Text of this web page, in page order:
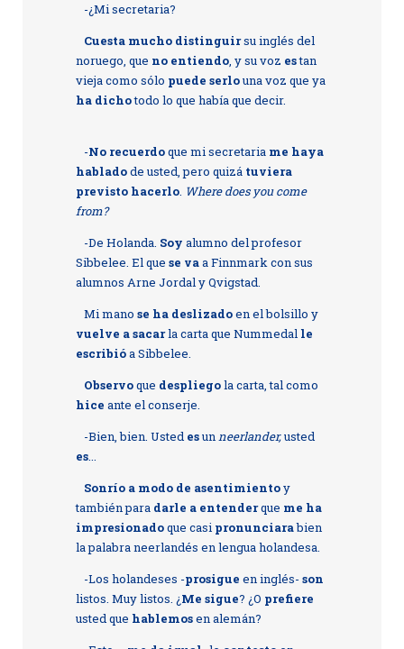
-¿Mi secretaria?
Cuesta mucho distinguirsu inglés del
noruego, que no entiendo, y su voz estan
vieja como sólo puede serlouna voz que ya
ha dichotodo lo que había que decir.
-No recuerdoque mi secretaria me haya
habladode usted, pero quizá tuviera
previsto hacerlo. Where does you come
from?
-De Holanda. Soy alumno del profesor
Sibbelee. El que se vaa Finnmark con sus
alumnos Arne Jordal y Qvigstad.
Mi mano se ha deslizadoen el bolsillo y
vuelve a sacarla carta que Nummedalle
escribióa Sibbelee.
Observoque despliegola carta, tal como
hice ante el conserje.
-Bien, bien. Usted esunneerlander,usted
es...
Sonrío a modo de asentimientoy
también para darle a entenderque me ha
impresionadoque casi pronunciarabien
la palabra neerlandés en lengua holandesa.
-Los holandeses -prosigue en inglés- son
listos. Muy listos. ¿Me sigue? ¿O prefiere
usted que hablemosen alemán?